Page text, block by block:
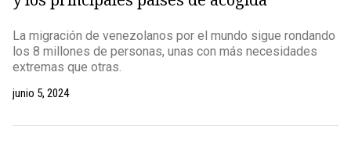
La migración de venezolanos por el mundo sigue rondando
los 8 millones de personas, unas con más necesidades
extremas que otras.
junio 5, 2024